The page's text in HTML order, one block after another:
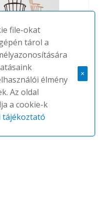
file-okat
tárol a
élmény
Az oldal
a cookie-k
tájékoztató
×